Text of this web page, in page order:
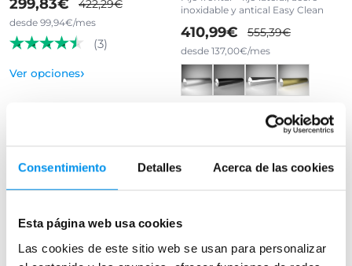
Consentimiento Detalles Acerca de las cookies
Esta página web usa cookies
Las cookies de este sitio web se usan para personalizar
299,83€ 422,29€
desde 99,94€/mes
(3)
Ver opciones›
inoxidable y antical Easy Clean
410,99€ 555,39€
desde 137,00€/mes